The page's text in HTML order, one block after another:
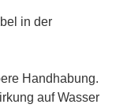
in der
Handhabung.
auf Wasser